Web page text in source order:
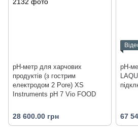
pH-метр для харчових
продуктів (з гострим
електродом 2 Pore) XS
Instruments pH 7 Vio FOOD
28 600.00 грн
pH-
67